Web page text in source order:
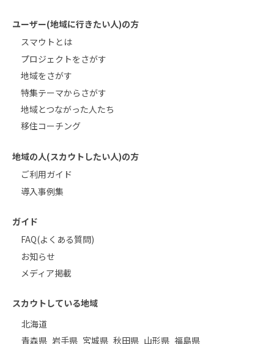
ユーザー(地域に行きたい人)の方
スマウトとは
プロジェクトをさがす
地域をさがす
特集テーマからさがす
地域とつながった人たち
移住コーチング
地域の人(スカウトしたい人)の方
ご利用ガイド
導入事例集
ガイド
FAQ(よくある質問)
お知らせ
メディア掲載
スカウトしている地域
北海道
青森県 岩手県 宮城県 秋田県 山形県 福島県